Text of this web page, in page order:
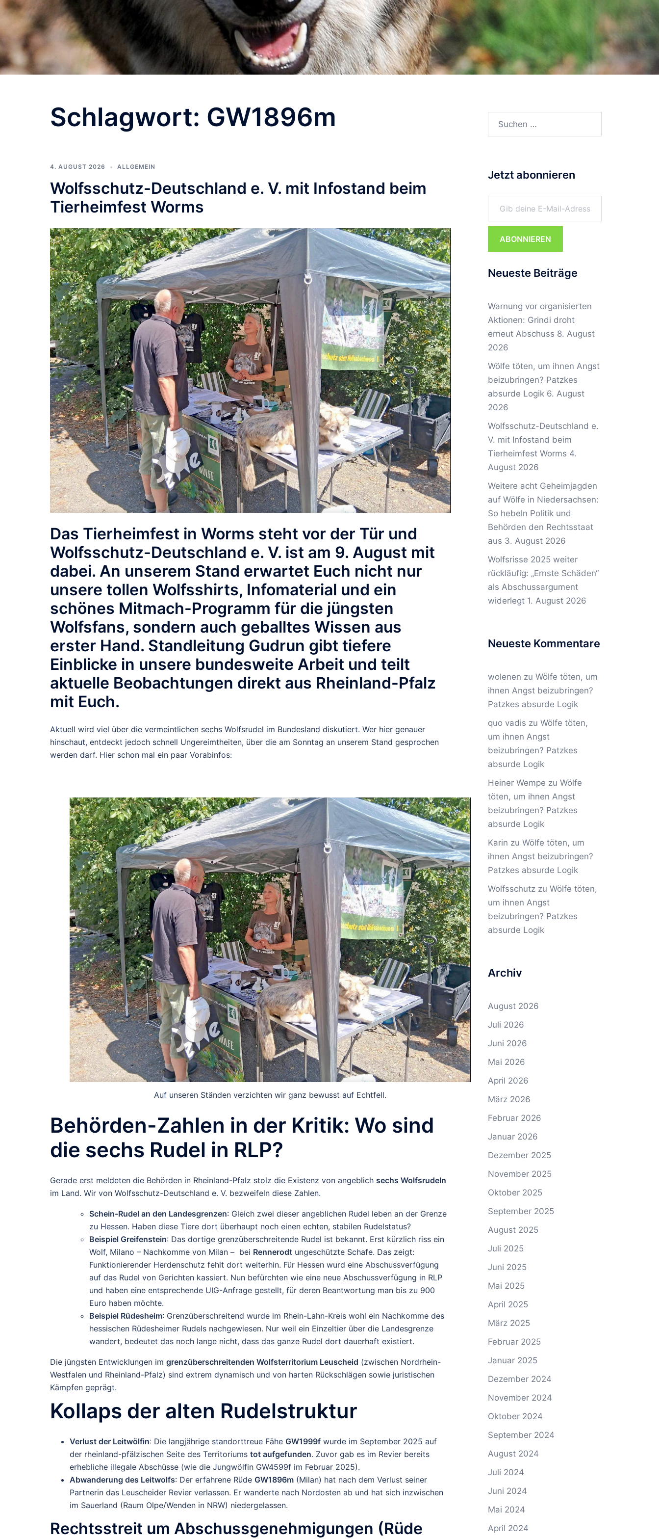
Schlagwort: GW1896m
4. AUGUST 2026 ALLGEMEIN
Wolfsschutz-Deutschland e. V. mit Infostand beim
Tierheimfest Worms
Das Tierheimfest in Worms steht vor der Tür und
Wolfsschutz-Deutschland e. V. ist am 9. August mit
dabei. An unserem Stand erwartet Euch nicht nur
unsere tollen Wolfsshirts, Infomaterial und ein
schönes Mitmach-Programm für die jüngsten
Wolfsfans, sondern auch geballtes Wissen aus
erster Hand. Standleitung Gudrun gibt tiefere
Einblicke in unsere bundesweite Arbeit und teilt
aktuelle Beobachtungen direkt aus Rheinland-Pfalz
mit Euch.
Aktuell wird viel über die vermeintlichen sechs Wolfsrudel im Bundesland diskutiert. Wer hier genauer
hinschaut, entdeckt jedoch schnell Ungereimtheiten, über die am Sonntag an unserem Stand gesprochen
werden darf. Hier schon mal ein paar Vorabinfos:
Auf unseren Ständen verzichten wir ganz bewusst auf Echtfell.
Behörden-Zahlen in der Kritik: Wo sind
die sechs Rudel in RLP?
Gerade erst meldeten die Behörden in Rheinland-Pfalz stolz die Existenz von angeblich sechs Wolfsrudeln
im Land. Wir von Wolfsschutz-Deutschland e. V. bezweifeln diese Zahlen.
Schein-Rudel an den Landesgrenzen: Gleich zwei dieser angeblichen Rudel leben an der Grenze
zu Hessen. Haben diese Tiere dort überhaupt noch einen echten, stabilen Rudelstatus?
Beispiel Greifenstein: Das dortige grenzüberschreitende Rudel ist bekannt. Erst kürzlich riss ein
Wolf, Milano – Nachkomme von Milan – bei Rennerodt ungeschützte Schafe. Das zeigt:
Funktionierender Herdenschutz fehlt dort weiterhin. Für Hessen wurd eine Abschussverfügung
auf das Rudel von Gerichten kassiert. Nun befürchten wie eine neue Abschussverfügung in RLP
und haben eine entsprechende UIG-Anfrage gestellt, für deren Beantwortung man bis zu 900
Euro haben möchte.
Beispiel Rüdesheim: Grenzüberschreitend wurde im Rhein-Lahn-Kreis wohl ein Nachkomme des
hessischen Rüdesheimer Rudels nachgewiesen. Nur weil ein Einzeltier über die Landesgrenze
wandert, bedeutet das noch lange nicht, dass das ganze Rudel dort dauerhaft existiert.
Die jüngsten Entwicklungen im grenzüberschreitenden Wolfsterritorium Leuscheid (zwischen Nordrhein-
Westfalen und Rheinland-Pfalz) sind extrem dynamisch und von harten Rückschlägen sowie juristischen
Kämpfen geprägt.
Kollaps der alten Rudelstruktur
Verlust der Leitwölfin: Die langjährige standorttreue Fähe GW1999f wurde im September 2025 auf
der rheinland-pfälzischen Seite des Territoriums tot aufgefunden. Zuvor gab es im Revier bereits
erhebliche illegale Abschüsse (wie die Jungwölfin GW4599f im Februar 2025).
Abwanderung des Leitwolfs: Der erfahrene Rüde GW1896m (Milan) hat nach dem Verlust seiner
Partnerin das Leuscheider Revier verlassen. Er wanderte nach Nordosten ab und hat sich inzwischen
im Sauerland (Raum Olpe/Wenden in NRW) niedergelassen.
Rechtsstreit um Abschussgenehmigungen (Rüde
Suchen
Jetzt abonnieren
Gib deine E-Mail-Adresse ein ...
ABONNIEREN
Neueste Beiträge
Warnung vor organisierten
Aktionen: Grindi droht
erneut Abschuss 8. August
2026
Wölfe töten, um ihnen Angst
beizubringen? Patzkes
absurde Logik 6. August
2026
Wolfsschutz-Deutschland e.
V. mit Infostand beim
Tierheimfest Worms 4.
August 2026
Weitere acht Geheimjagden
auf Wölfe in Niedersachsen:
So hebeln Politik und
Behörden den Rechtsstaat
aus 3. August 2026
Wolfsrisse 2025 weiter
rückläufig: „Ernste Schäden“
als Abschussargument
widerlegt 1. August 2026
Neueste Kommentare
wolenen zu Wölfe töten, um
ihnen Angst beizubringen?
Patzkes absurde Logik
quo vadis zu Wölfe töten,
um ihnen Angst
beizubringen? Patzkes
absurde Logik
Heiner Wempe zu Wölfe
töten, um ihnen Angst
beizubringen? Patzkes
absurde Logik
Karin zu Wölfe töten, um
ihnen Angst beizubringen?
Patzkes absurde Logik
Wolfsschutzzu Wölfe töten,
um ihnen Angst
beizubringen? Patzkes
absurde Logik
Archiv
August 2026
Juli 2026
Juni 2026
Mai 2026
April 2026
März 2026
Februar 2026
Januar 2026
Dezember 2025
November 2025
Oktober 2025
September 2025
August 2025
Juli 2025
Juni 2025
Mai 2025
April 2025
März 2025
Februar 2025
Januar 2025
Dezember 2024
November 2024
Oktober 2024
September 2024
August 2024
Juli 2024
Juni 2024
Mai 2024
April 2024